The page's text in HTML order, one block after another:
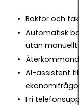
Bokför och
Automatisk
utan
AI-assistent
Fri